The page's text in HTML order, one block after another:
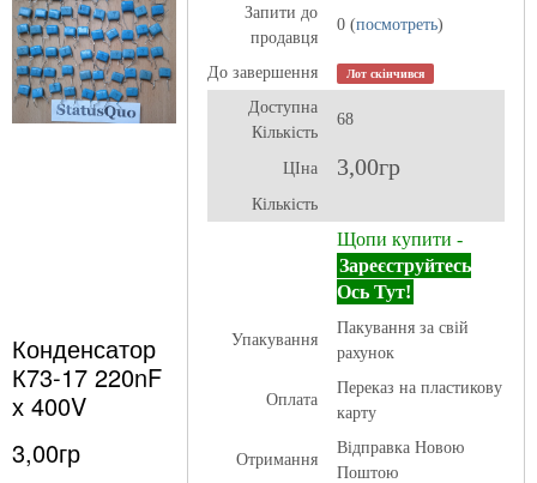
Конденсатор
К73-17 220nF
х 400V
3,00гр
Запити до
продавця
0 (посмотреть)
До завершення Лот скінчився
Доступна
Кількість
68
ЦІна 3,00гр
Кількість
Щопи купити -
Зареєструйтесь
Ось Тут!
Упакування
Пакування за свій
рахунок
Оплата
Переказ на пластикову
карту
Отримання
Відправка Новою
Поштою